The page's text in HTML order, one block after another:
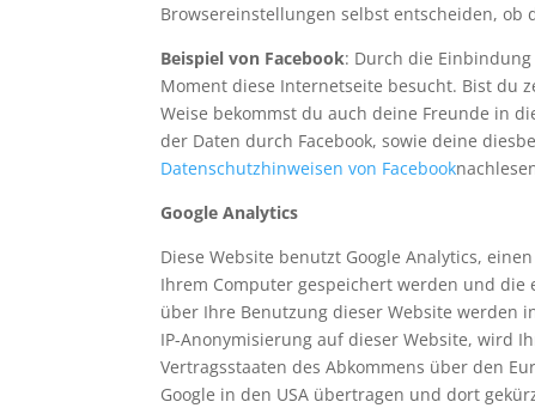
Browsereinstellungen selbst entscheiden, ob
Beispiel von Facebook: Durch die
Moment diese Internetseite besucht. Bist du
Weise bekommst du auch deine Freunde in
der Daten durch Facebook, sowie deine
Datenschutzhinweisen von Facebook
Google Analytics
Diese Website benutzt Google Analytics,
Ihrem Computer gespeichert werden und die
über Ihre Benutzung dieser Website werden
IP-Anonymisierung auf dieser Website, wird
Vertragsstaaten des Abkommens über den
Google in den USA übertragen und dort